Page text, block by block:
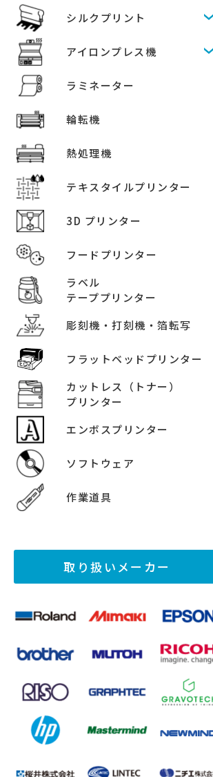
シルクプリント
アイロンプレス機
ラミネーター
輪転機
熱処理機
テキスタイルプリンター
3D プリンター
フードプリンター
ラベル
テーププリンター
彫刻機・打刻機・箔転写
フラットベッドプリンター
カットレス（トナー）
プリンター
エンボスプリンター
ソフトウェア
作業道具
取り扱いメーカー